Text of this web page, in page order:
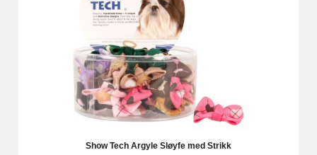
Show Tech Argyle Sløyfe med Strikk